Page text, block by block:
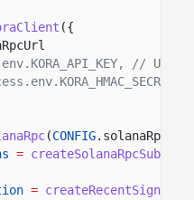
({
//
(CONFIG
=
=